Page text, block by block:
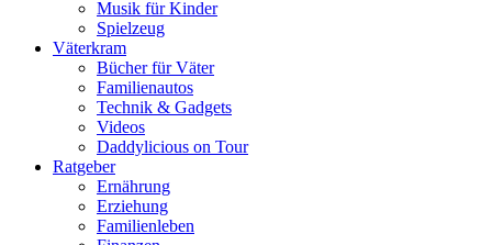
Musik für Kinder
Spielzeug
Väterkram
Bücher für Väter
Familienautos
Technik & Gadgets
Videos
Daddylicious on Tour
Ratgeber
Ernährung
Erziehung
Familienleben